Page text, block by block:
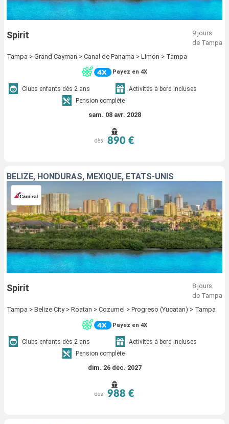
Spirit
9 jours
de Tampa
Tampa > Grand Cayman > Canal de Panama > Limon > Tampa
Payez en 4X
Clubs enfants dès 2 ans
Activités à bord incluses
Pension complète
sam. 08 avr. 2028
dès 890 €
BELIZE, HONDURAS, MEXIQUE, ÉTATS-UNIS
Spirit
8 jours
de Tampa
Tampa > Belize City > Roatan > Cozumel > Progreso (Yucatan) > Tampa
Payez en 4X
Clubs enfants dès 2 ans
Activités à bord incluses
Pension complète
dim. 26 déc. 2027
dès 988 €